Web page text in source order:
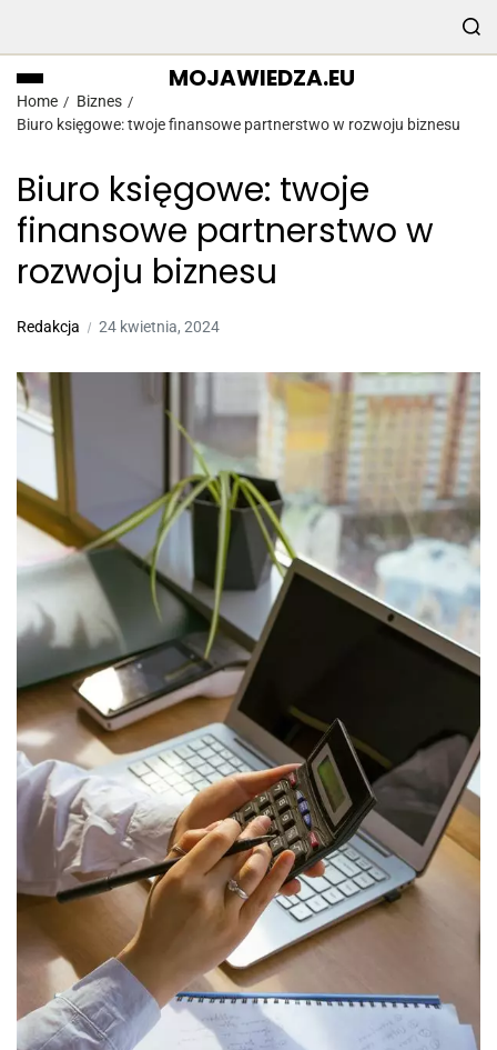
MOJAWIEDZA.EU
Home
Biznes
Biuro księgowe: twoje finansowe partnerstwo w rozwoju biznesu
Biuro księgowe: twoje
finansowe partnerstwo w
rozwoju biznesu
Redakcja 24 kwietnia, 2024